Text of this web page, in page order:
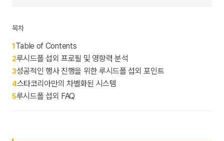
목차
1 Table of Contents
2루시드폴 섭외 프로필 및 영향력 분석
3성공적인 행사 진행을 위한 루시드폴 섭외 포인트
4스타코리아만의 차별화된 시스템
5루시드폴 섭외 FAQ